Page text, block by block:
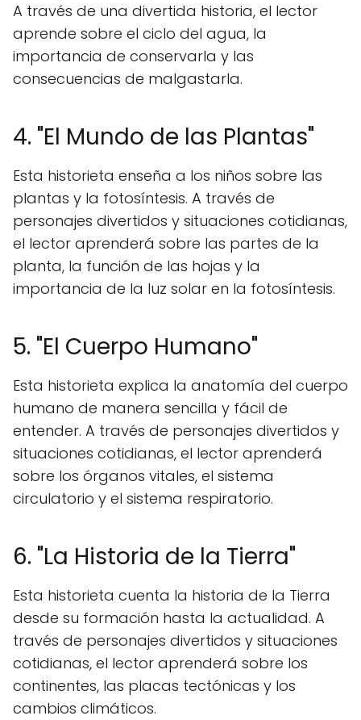
A través de una divertida historia, el lector
aprende sobre el ciclo del agua, la
importancia de conservarla y las
consecuencias de malgastarla.
4. "El Mundo de las Plantas"
Esta historieta enseña a los niños sobre las
plantas y la fotosíntesis. A través de
personajes divertidos y situaciones cotidianas,
el lector aprenderá sobre las partes de la
planta, la función de las hojas y la
importancia de la luz solar en la fotosíntesis.
5. "El Cuerpo Humano"
Esta historieta explica la anatomía del cuerpo
humano de manera sencilla y fácil de
entender. A través de personajes divertidos y
situaciones cotidianas, el lector aprenderá
sobre los órganos vitales, el sistema
circulatorio y el sistema respiratorio.
6. "La Historia de la Tierra"
Esta historieta cuenta la historia de la Tierra
desde su formación hasta la actualidad. A
través de personajes divertidos y situaciones
cotidianas, el lector aprenderá sobre los
continentes, las placas tectónicas y los
cambios climáticos.